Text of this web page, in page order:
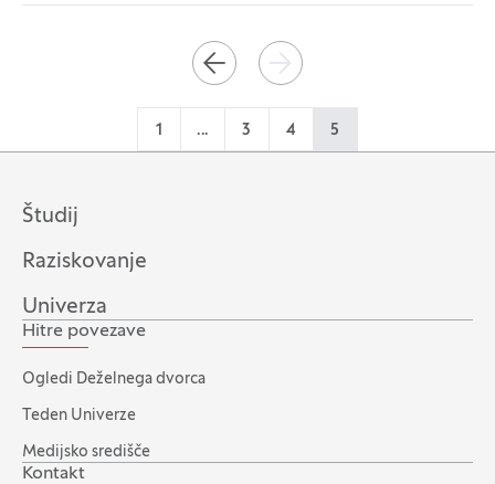
NAZAJ NAPREJ
1 ... 3 4 5
Študij
Raziskovanje
Univerza
Hitre povezave
Ogledi Deželnega dvorca
Teden Univerze
Medijsko središče
Kontakt